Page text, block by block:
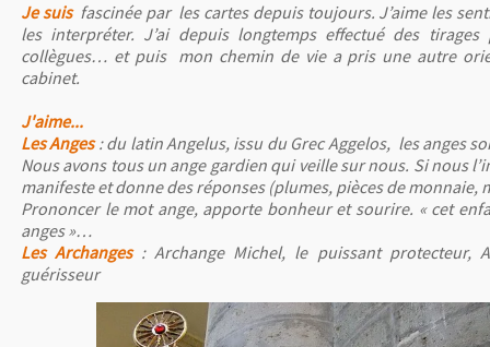
Je suis fascinée par les cartes depuis toujours. J’aime les
les interpréter. J’ai depuis longtemps effectué des
collègues… et puis mon chemin de vie a pris une autre
cabinet.
J'aime...
Les Anges: du latin Angelus, issu du Grec Aggelos, les anges
Nous avons tous un ange gardien qui veille sur nous. Si nous
manifeste et donne des réponses (plumes, pièces de
Prononcer le mot ange, apporte bonheur et sourire. « cet
anges »…
Les Archanges: Archange Michel, le puissant protecteur,
guérisseur